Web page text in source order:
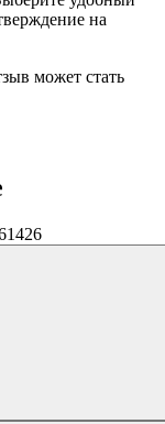
на
может стать